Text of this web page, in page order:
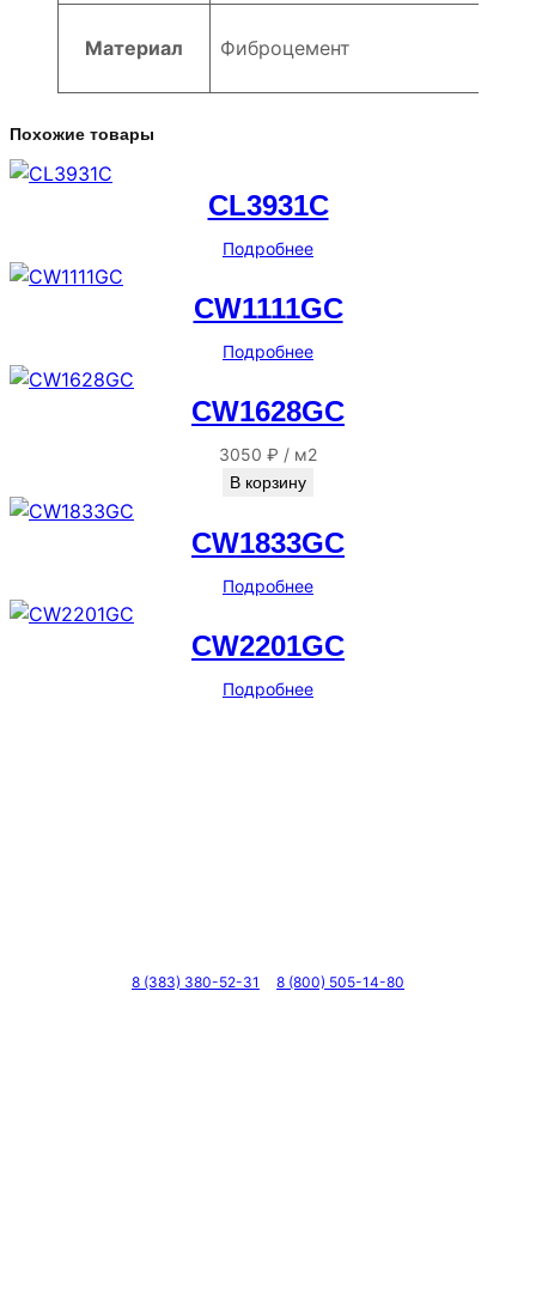
Материал Фиброцемент
Похожие товары
CL3931C
Подробнее
CW1111GC
Подробнее
CW1628GC
3050 ₽ / м2
В корзину
CW1833GC
Подробнее
CW2201GC
Подробнее
8 (383) 380-52-31 8 (800) 505-14-80